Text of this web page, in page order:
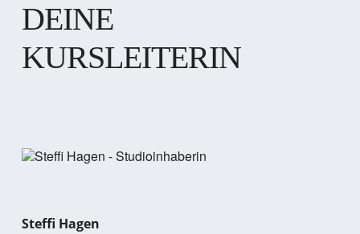
DEINE
KURSLEITERIN
Steffi Hagen